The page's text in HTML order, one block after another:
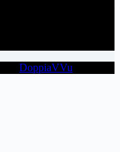
DoppiaVVu